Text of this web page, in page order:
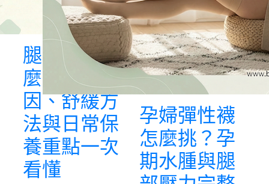
腿部疲勞怎
麼辦？原
因、舒緩方
法與日常保
養重點一次
看懂
孕婦彈性襪
怎麼挑？孕
期水腫與腿